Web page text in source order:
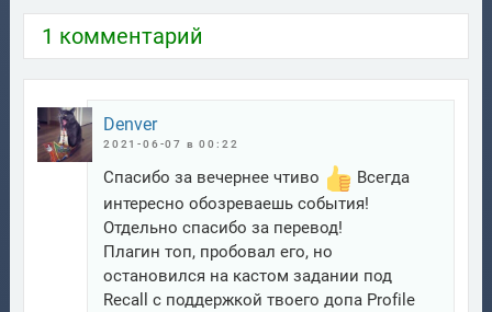
1 комментарий
Denver
2021-06-07 в 00:22
Спасибо за вечернее чтиво
Всегда
интересно обозреваешь события!
Отдельно спасибо за перевод!
Плагин топ, пробовал его, но
остановился на кастом задании под
Recall с поддержкой твоего допа Profile